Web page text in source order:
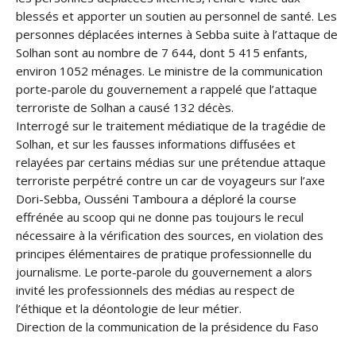
blessés et apporter un soutien au personnel de santé. Les
personnes déplacées internes à Sebba suite à l’attaque de
Solhan sont au nombre de 7 644, dont 5 415 enfants,
environ 1052 ménages. Le ministre de la communication
porte-parole du gouvernement a rappelé que l’attaque
terroriste de Solhan a causé 132 décès.
Interrogé sur le traitement médiatique de la tragédie de
Solhan, et sur les fausses informations diffusées et
relayées par certains médias sur une prétendue attaque
terroriste perpétré contre un car de voyageurs sur l’axe
Dori-Sebba, Ousséni Tamboura a déploré la course
effrénée au scoop qui ne donne pas toujours le recul
nécessaire à la vérification des sources, en violation des
principes élémentaires de pratique professionnelle du
journalisme. Le porte-parole du gouvernement a alors
invité les professionnels des médias au respect de
l’éthique et la déontologie de leur métier.
Direction de la communication de la présidence du Faso